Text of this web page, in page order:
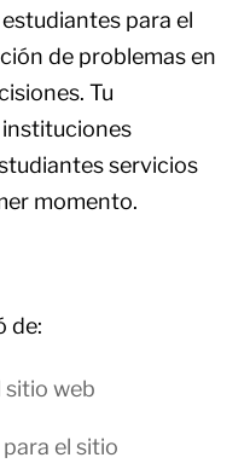
para el
de problemas en
Tu
instituciones
servicios
momento.
de:
sitio web
el sitio